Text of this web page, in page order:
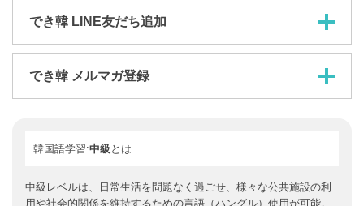
でき韓 LINE友だち追加
でき韓 メルマガ登録
韓国語学習:中級 とは
中級レベルは、日常生活を問題なく過ごせ、様々な公共施設の利
用や社会的関係を維持するための言語（ハングル）使用が可能。